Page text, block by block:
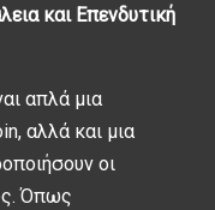
και Επενδυτική
απλά μια
αλλά και μια
οι
Όπως